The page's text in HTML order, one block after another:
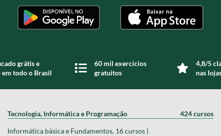
grátis e
todo o Brasil
60 mil exercícios
gratuitos
4,8/5
nas
Tecnologia, Informática e Programação 424 cursos
Informática básica e Fundamentos, 16 cursos |